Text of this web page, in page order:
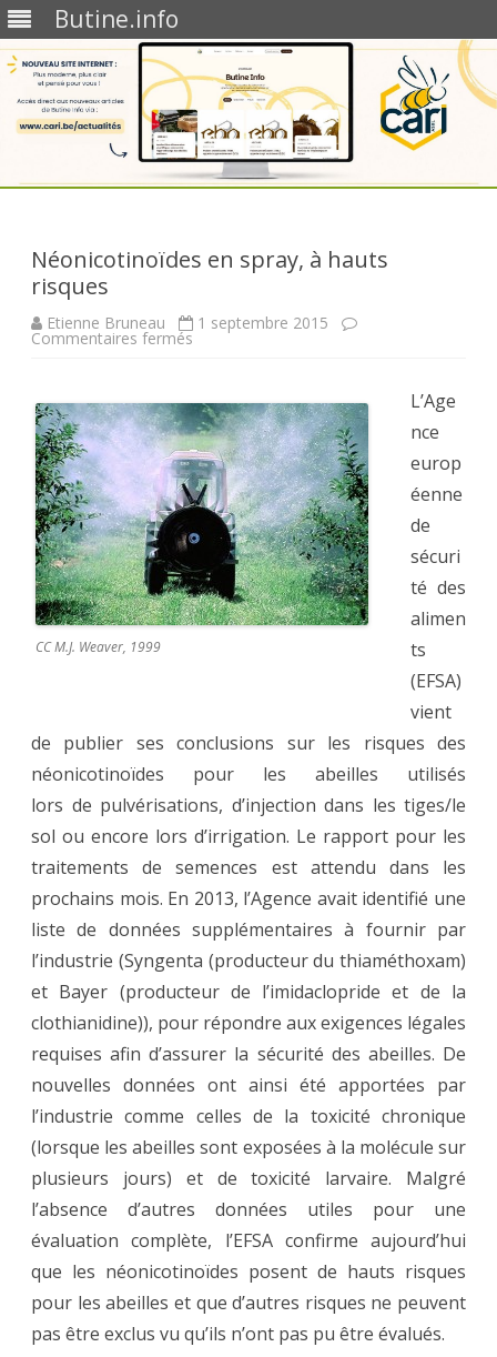
Butine.info
Néonicotinoïdes en spray, à hauts
risques
Etienne Bruneau 1 septembre 2015
Commentaires ferméssur
à
hauts
risques
CC M.J. Weaver, 1999
L’Age
nce
europ
éenne
de
sécuri
té des
alimen
ts
(EFSA)
vient
de publier ses conclusions sur les risques des
néonicotinoïdes pour les abeilles utilisés
lors de pulvérisations, d’injection dans les tiges/le
sol ou encore lors d’irrigation. Le rapport pour les
traitements de semences est attendu dans les
prochains mois. En 2013, l’Agence avait identifié une
liste de données supplémentaires à fournir par
l’industrie (Syngenta (producteur du thiaméthoxam)
et Bayer (producteur de l’imidaclopride et de la
clothianidine)), pour répondre aux exigences légales
requises afin d’assurer la sécurité des abeilles. De
nouvelles données ont ainsi été apportées par
l’industrie comme celles de la toxicité chronique
(lorsque les abeilles sont exposées à la molécule sur
plusieurs jours) et de toxicité larvaire. Malgré
l’absence d’autres données utiles pour une
évaluation complète, l’EFSA confirme aujourd’hui
que les néonicotinoïdes posent de hauts risques
pour les abeilles et que d’autres risques ne peuvent
pas être exclus vu qu’ils n’ont pas pu être évalués.